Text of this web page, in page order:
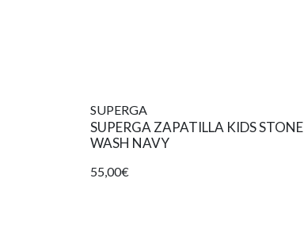
SUPERGA
SUPERGA ZAPATILLA KIDS STONE
WASH NAVY
55,00€